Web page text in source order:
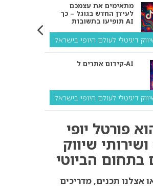
מתאימים את עצמכם
לעידן החדש בגוגל – כך
תופיעו בתשובות AI
דיגיטלי לעולם היופי בישראל
קידום אתרים ל‑AI
דיגיטלי לעולם היופי בישראל
ולמה העסק שלך צריך
שיווק דיגיטלי לעסקים
קידום ל‑AI לעומת קידום
פורטל יופי
שיווק
בתחום הביוטי
אצלנו תכנים, מדריכים